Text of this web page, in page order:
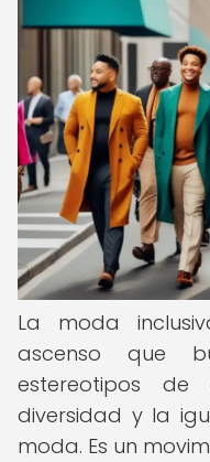
La moda
ascenso que
estereotipos
diversidad y la
moda. Es un